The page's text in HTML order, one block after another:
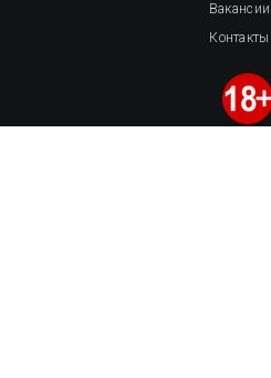
Вакансии
Контакты